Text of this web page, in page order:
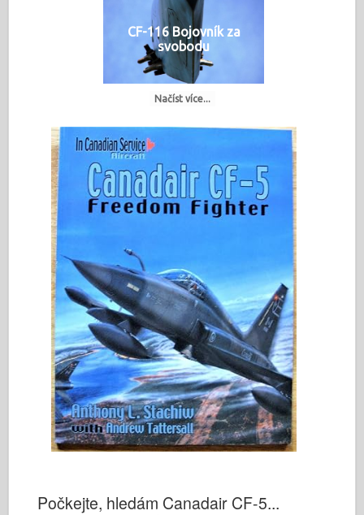
CF-116 Bojovník za
svobodu
Načíst více...
Počkejte, hledám Canadair CF-5...